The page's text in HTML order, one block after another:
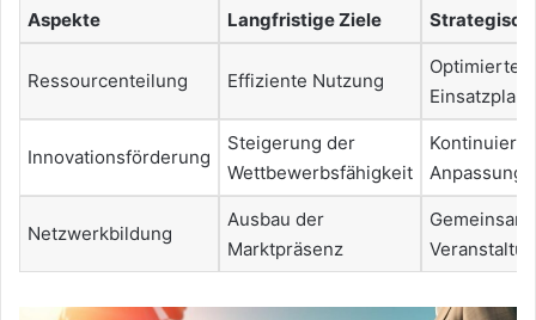
Aspekte Langfristige Ziele
Ressourcenteilung Effiziente Nutzung
Optimierte
Innovationsförderung
Steigerung der
Wettbewerbsfähigkeit
Netzwerkbildung
Ausbau der
Marktpräsenz